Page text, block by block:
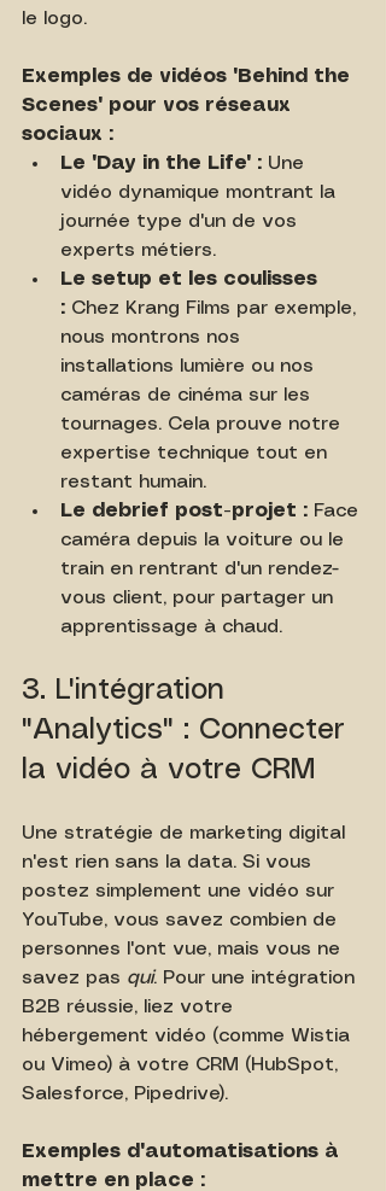
le logo.
Exemples de vidéos "Behind the
Scenes" pour vos réseaux
sociaux :
Le "Day in the Life" : Une
vidéo dynamique montrant la
journée type d'un de vos
experts métiers.
Le setup et les coulisses
: Chez Krang Films par exemple,
nous montrons nos
installations lumière ou nos
caméras de cinéma sur les
tournages. Cela prouve notre
expertise technique tout en
restant humain.
Le debrief post-projet : Face
caméra depuis la voiture ou le
train en rentrant d'un rendez-
vous client, pour partager un
apprentissage à chaud.
3. L'intégration
"Analytics" : Connecter
la vidéo à votre CRM
Une stratégie de marketing digital
n'est rien sans la data. Si vous
postez simplement une vidéo sur
YouTube, vous savez combien de
personnes l'ont vue, mais vous ne
savez pas qui. Pour une intégration
B2B réussie, liez votre
hébergement vidéo (comme Wistia
ou Vimeo) à votre CRM (HubSpot,
Salesforce, Pipedrive).
Exemples d'automatisations à
mettre en place :